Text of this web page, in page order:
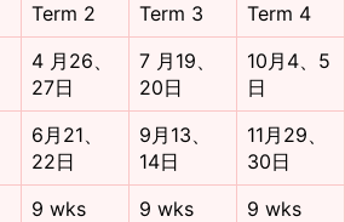
Term 2 Term 3
Term 4
4 月26、
27日
7 月19、
20日
10月4、5
日
6月21、
22日
9月13、
14日
11月29、
30日
9 wks 9 wks 9 wks